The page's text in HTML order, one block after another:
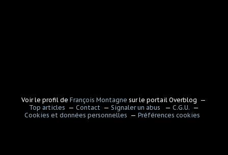
Voir le profil deFrançois Montagne sur le portail Overblog
Top articles
Contact Signaler un abus
C.G.U.
Cookies et données personnelles
Préférences cookies